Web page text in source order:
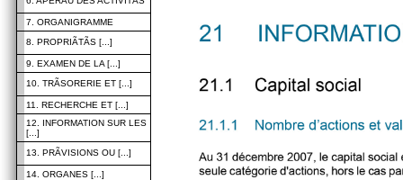
7. ORGANIGRAMME
8. PROPRIÃTÃS [...]
9. EXAMEN DE LA [...]
10. TRÃSORERIE ET [...]
11. RECHERCHE ET [...]
12. INFORMATION SUR LES
[...]
13. PRÃVISIONS OU [...]
14. ORGANES [...]